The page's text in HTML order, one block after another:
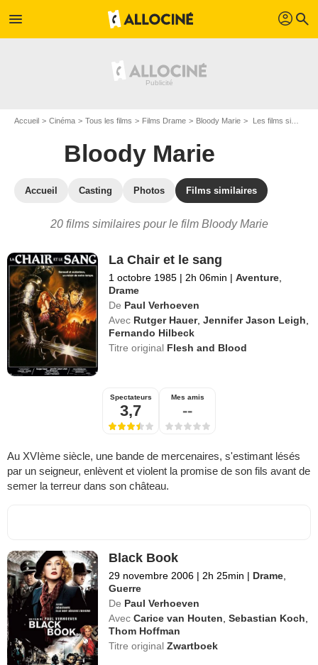
menu profil search
Accueil Cinéma Tous les films Films Drame Bloody Marie Les films similaires à "Bloody Marie"
Bloody Marie
Accueil Casting Photos Films similaires
20 films similaires pour le film Bloody Marie
La Chair et le sang
1 octobre 1985 | 2h 06min | Aventure
Drame
De Paul Verhoeven
Avec Rutger Hauer,Jennifer Jason Leigh
Fernando Hilbeck
Titre original Flesh and Blood
Spectateurs
3,7
Mes amis
--
Au XVIème siècle, une bande de mercenaires, s'estimant lésés
par un seigneur, enlèvent et violent la promise de son fils avant de
semer la terreur dans son château.
Black Book
29 novembre 2006 | 2h 25min | Drame
Guerre
De Paul Verhoeven
Avec Carice van Houten ,Sebastian Koch
Thom Hoffman
Titre originalZwartboek